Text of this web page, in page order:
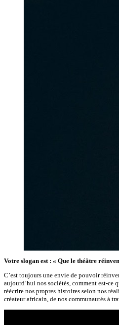
Votre slogan est : « Que le théâtre
C’est toujours une envie de pouvoir
aujourd’hui nos sociétés, comment est-ce
réécrire nos propres histoires selon nos
créateur africain, de nos communautés à